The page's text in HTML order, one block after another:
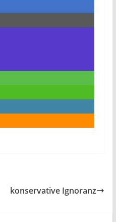
konservative Ignoranz